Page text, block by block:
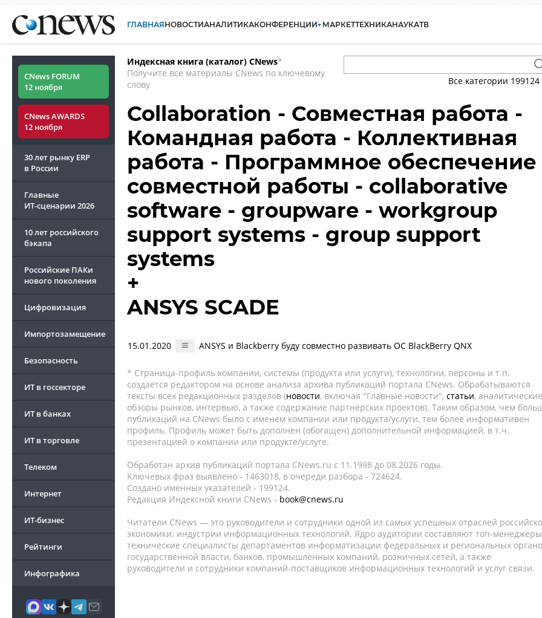
ГЛАВНАЯНОВОСТИАНАЛИТИКАКОНФЕРЕНЦИИ МАРКЕТТЕХНИКАНАУКАТВ
CNews FORUM
12 ноября
CNews AWARDS
12 ноября
30 лет рынку ERP
в России
Главные
ИТ-сценарии 2026
10 лет российского
бэкапа
Российские ПАКи
нового поколения
Цифровизация
Импортозамещение
Безопасность
ИТ в госсекторе
ИТ в банках
ИТ в торговле
Телеком
Интернет
ИТ-бизнес
Рейтинги
Инфографика
Индексная книга (каталог) CNews*
Получите все материалы CNews по ключевому
слову
Все категории 199124
Collaboration - Совместная работа -
Командная работа - Коллективная
работа - Программное обеспечение
совместной работы - collaborative
software - groupware - workgroup
support systems - group support
systems
+
ANSYS SCADE
15.01.2020 ANSYS и Blackberry буду совместно развивать ОС BlackBerry QNX
* Страница-профиль компании, системы (продукта или услуги), технологии, персоны и т.п.
создается редактором на основе анализа архива публикаций портала CNews. Обрабатываются
тексты всех редакционных разделов (новости, включая "Главные новости", статьи, аналитические
обзоры рынков, интервью, а также содержание партнёрских проектов). Таким образом, чем
публикаций на CNews было с именем компании или продукта/услуги, тем более информативен
профиль. Профиль может быть дополнен (обогащен) дополнительной информацией, в т.ч.
презентацией о компании или продукте/услуге.
Обработан архив публикаций портала CNews.ru c 11.1998 до 08.2026 годы.
Ключевых фраз выявлено - 1463018, в очереди разбора - 724624.
Создано именных указателей - 199124.
Редакция Индексной книги CNews - book@cnews.ru
Читатели CNews — это руководители и сотрудники одной из самых успешных отраслей
экономики: индустрии информационных технологий. Ядро аудитории составляют топ-
технические специалисты департаментов информатизации федеральных и региональных
государственной власти, банков, промышленных компаний, розничных сетей, а также
руководители и сотрудники компаний-поставщиков информационных технологий и услуг связи.